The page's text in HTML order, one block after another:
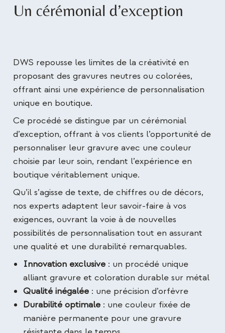
Un cérémonial d’exception
DWS repousse les limites de la créativité en
proposant des gravures neutres ou colorées,
offrant ainsi une expérience de personnalisation
unique en boutique.
Ce procédé se distingue par un cérémonial
d’exception, offrant à vos clients l’opportunité de
personnaliser leur gravure avec une couleur
choisie par leur soin, rendant l’expérience en
boutique véritablement unique.
Qu’il s’agisse de texte, de chiffres ou de décors,
nos experts adaptent leur savoir-faire à vos
exigences, ouvrant la voie à de nouvelles
possibilités de personnalisation tout en assurant
une qualité et une durabilité remarquables.
Innovation exclusive : un procédé unique
alliant gravure et coloration durable sur métal
Qualité inégalée : une précision d’orfèvre
Durabilité optimale : une couleur fixée de
manière permanente pour une gravure